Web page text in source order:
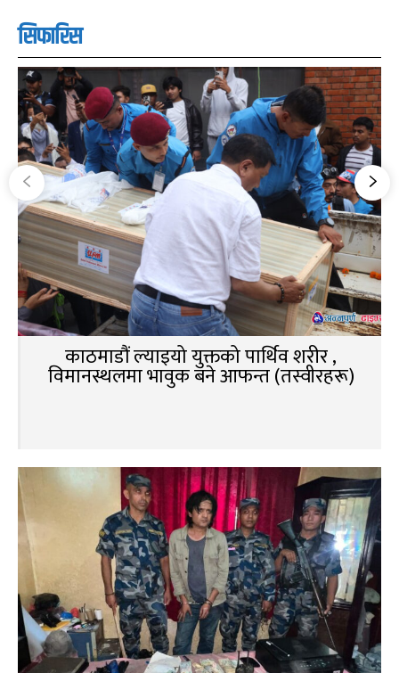
सिफारिस
काठमाडौं ल्याइयो युक्तको पार्थिव शरीर ,
विमानस्थलमा भावुक बने आफन्त (तस्वीरहरू)